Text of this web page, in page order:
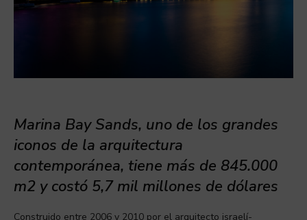
Marina Bay Sands, uno de los grandes
iconos de la arquitectura
contemporánea, tiene más de 845.000
m2 y costó 5,7 mil millones de dólares
Construido entre 2006 y 2010 por el arquitecto israelí-